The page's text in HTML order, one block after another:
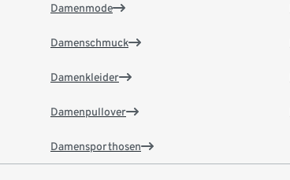
Damenmode
Damenschmuck
Damenkleider
Damenpullover
Damensporthosen